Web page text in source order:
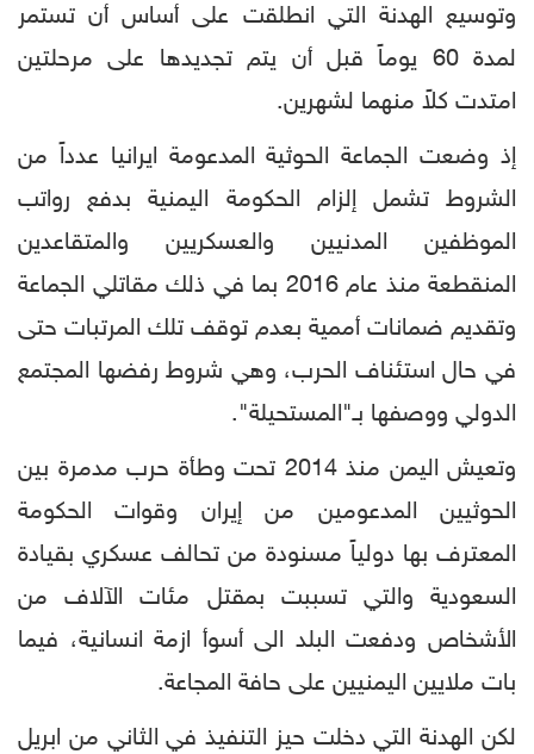
وتوسيع الهدنة التي انطلقت على أساس أن تستمر
لمدة 60 يوماً قبل أن يتم تجديدها على مرحلتين
امتدت كلاً منهما لشهرين.
إذ وضعت الجماعة الحوثية المدعومة ايرانيا عدداً من
الشروط تشمل إلزام الحكومة اليمنية بدفع رواتب
الموظفين المدنيين والعسكريين والمتقاعدين
المنقطعة منذ عام 2016 بما في ذلك مقاتلي الجماعة
وتقديم ضمانات أممية بعدم توقف تلك المرتبات حتى
في حال استئناف الحرب، وهي شروط رفضها المجتمع
الدولي ووصفها بـ"المستحيلة".
وتعيش اليمن منذ 2014 تحت وطأة حرب مدمرة بين
الحوثيين المدعومين من إيران وقوات الحكومة
المعترف بها دولياً مسنودة من تحالف عسكري بقيادة
السعودية والتي تسببت بمقتل مئات الآلاف من
الأشخاص ودفعت البلد الى أسوأ ازمة انسانية، فيما
بات ملايين اليمنيين على حافة المجاعة.
لكن الهدنة التي دخلت حيز التنفيذ في الثاني من ابريل